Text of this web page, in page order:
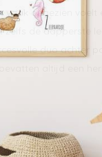
ongezien
de dapperste
duo achter
altijd een